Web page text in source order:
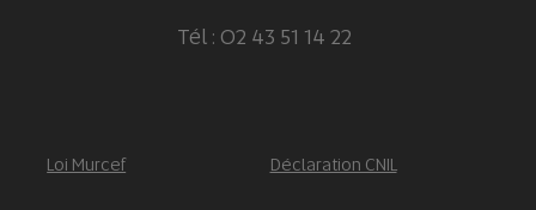
Tél : 02 43 51 14 22
Loi Murcef Déclaration CNIL